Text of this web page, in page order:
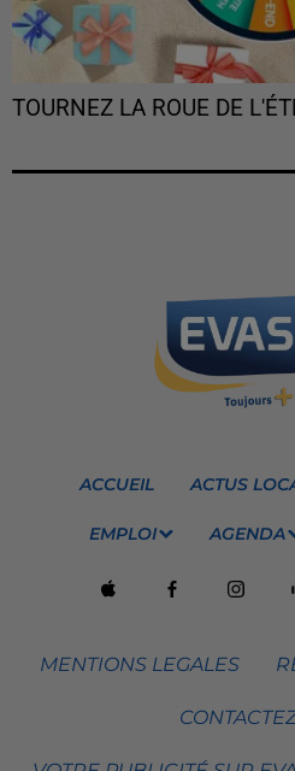
TOURNEZ LA ROUE DE
ACCUEIL ACTUS
EMPLOI AGENDA
MENTIONS LEGALES